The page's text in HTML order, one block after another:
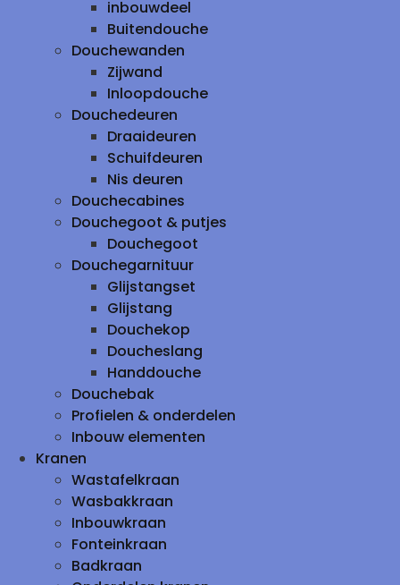
inbouwdeel
Buitendouche
Douchewanden
Zijwand
Inloopdouche
Douchedeuren
Draaideuren
Schuifdeuren
Nis deuren
Douchecabines
Douchegoot & putjes
Douchegoot
Douchegarnituur
Glijstangset
Glijstang
Douchekop
Doucheslang
Handdouche
Douchebak
Profielen & onderdelen
Inbouw elementen
Kranen
Wastafelkraan
Wasbakkraan
Inbouwkraan
Fonteinkraan
Badkraan